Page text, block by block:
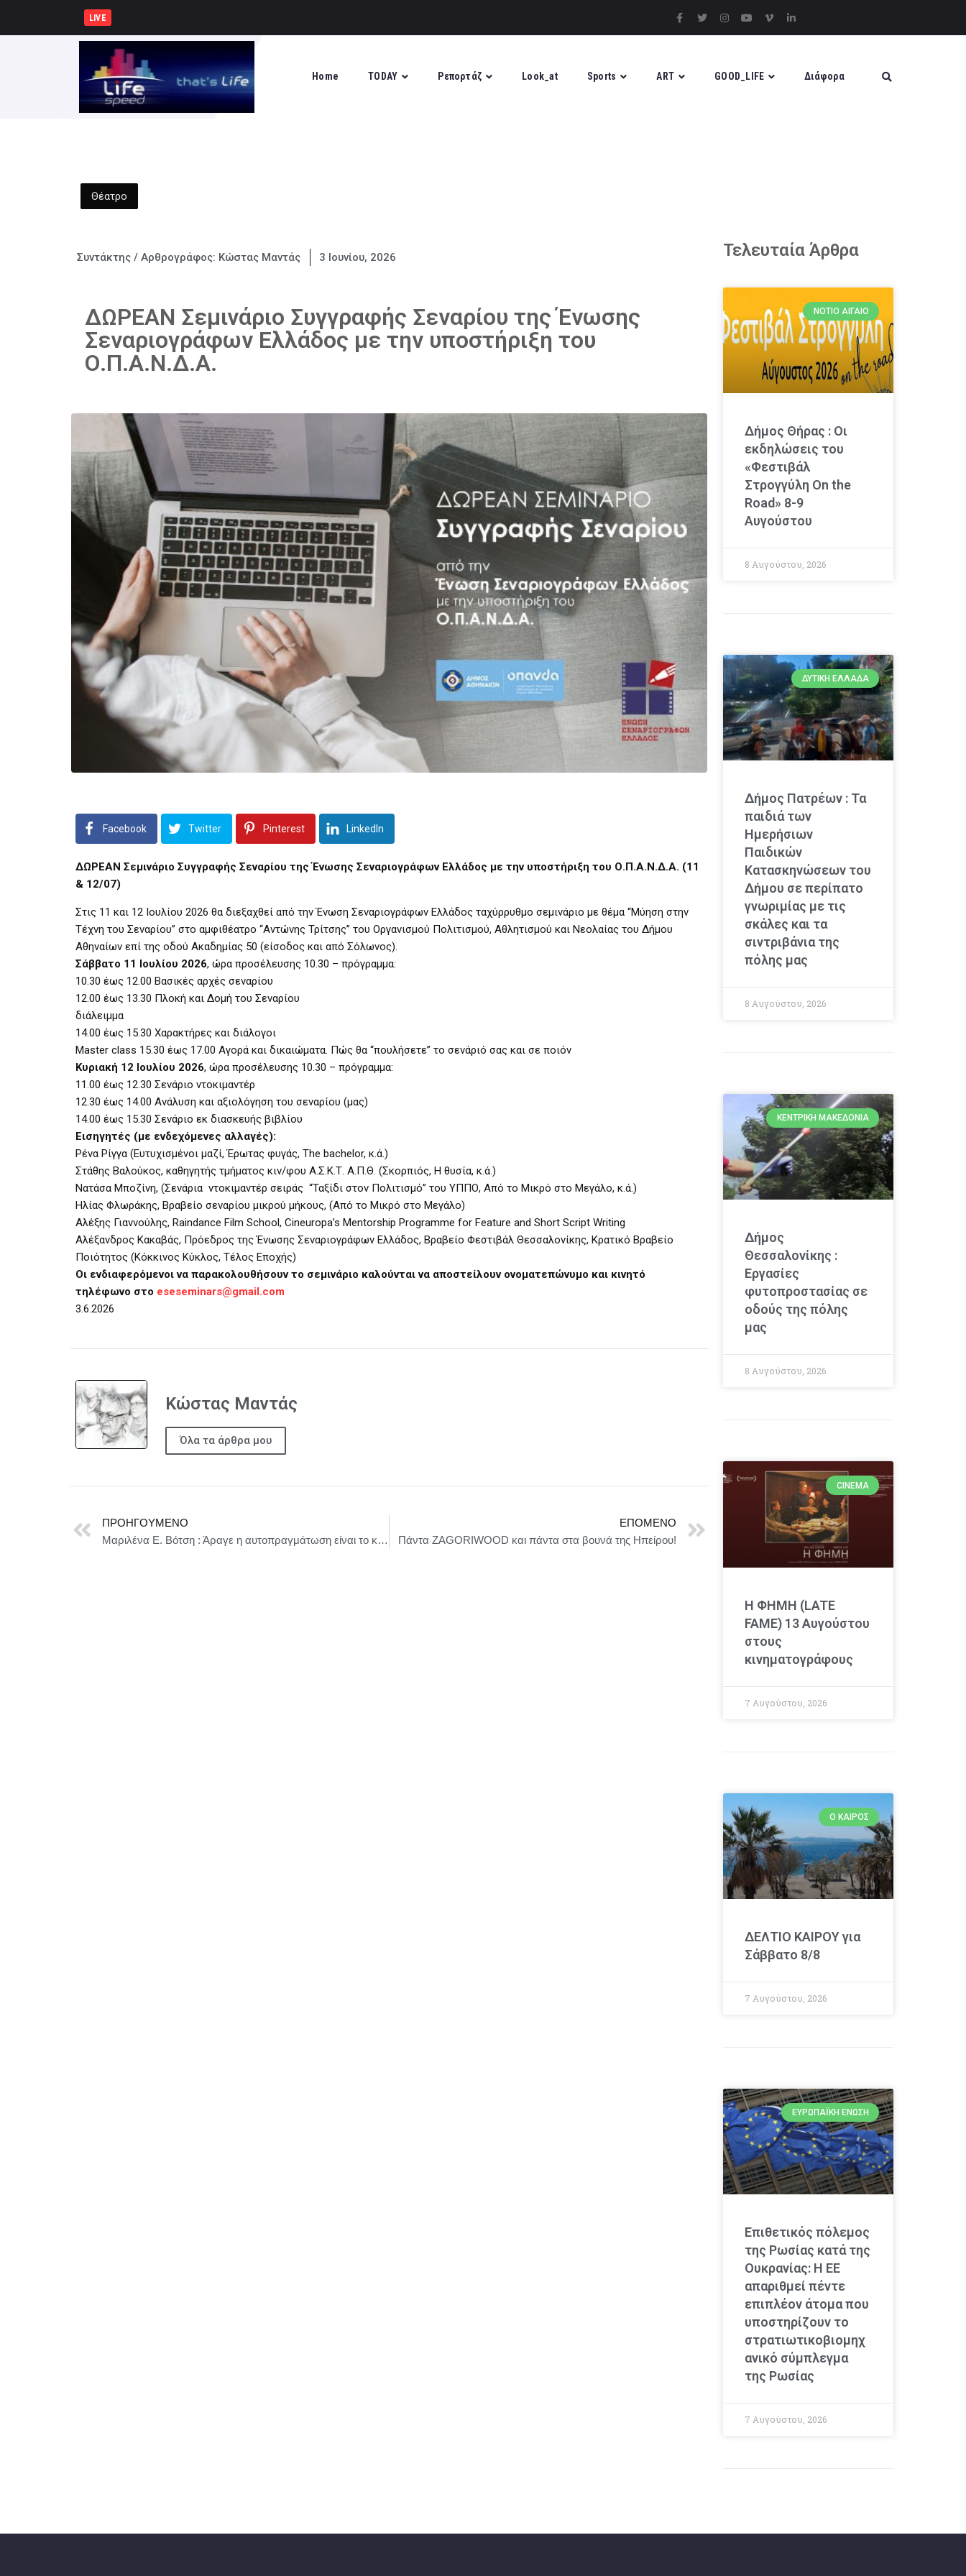
LIVE
Home TODAY Ρεπορτάζ Look_at Sports ART GOOD_LIFE Διάφορα
Θέατρο
Συντάκτης / Αρθρογράφος: Κώστας Μαντάς 3 Ιουνίου, 2026
ΔΩΡΕΑΝ Σεμινάριο Συγγραφής Σεναρίου της Ένωσης
Σεναριογράφων Ελλάδος με την υποστήριξη του
Ο.Π.Α.Ν.Δ.Α.
Facebook Twitter Pinterest LinkedIn
ΔΩΡΕΑΝ Σεμινάριο Συγγραφής Σεναρίου της Ένωσης Σεναριογράφων Ελλάδος με την υποστήριξη του Ο.Π.Α.Ν.Δ.Α. (11
& 12/07)
Στις 11 και 12 Ιουλίου 2026 θα διεξαχθεί από την Ένωση Σεναριογράφων Ελλάδος ταχύρρυθμο σεμινάριο με θέμα “Μύηση στην
Τέχνη του Σεναρίου” στο αμφιθέατρο “Αντώνης Τρίτσης” του Οργανισμού Πολιτισμού, Αθλητισμού και Νεολαίας του Δήμου
Αθηναίων επί της οδού Ακαδημίας 50 (είσοδος και από Σόλωνος).
Σάββατο 11 Ιουλίου 2026, ώρα προσέλευσης 10.30 – πρόγραμμα:
10.30 έως 12.00 Βασικές αρχές σεναρίου
12.00 έως 13.30 Πλοκή και Δομή του Σεναρίου
διάλειμμα
14.00 έως 15.30 Χαρακτήρες και διάλογοι
Master class 15.30 έως 17.00 Αγορά και δικαιώματα. Πώς θα “πουλήσετε” το σενάριό σας και σε ποιόν
Κυριακή 12 Ιουλίου 2026, ώρα προσέλευσης 10.30 – πρόγραμμα:
11.00 έως 12.30 Σενάριο ντοκιμαντέρ
12.30 έως 14.00 Ανάλυση και αξιολόγηση του σεναρίου (μας)
14.00 έως 15.30 Σενάριο εκ διασκευής βιβλίου
Εισηγητές (με ενδεχόμενες αλλαγές):
Ρένα Ρίγγα (Ευτυχισμένοι μαζί, Έρωτας φυγάς, The bachelor, κ.ά.)
Στάθης Βαλούκος, καθηγητής τμήματος κιν/φου Α.Σ.Κ.Τ. Α.Π.Θ. (Σκορπιός, Η θυσία, κ.ά.)
Νατάσα Μποζίνη, (Σενάρια ντοκιμαντέρ σειράς “Ταξίδι στον Πολιτισμό” του ΥΠΠΟ, Από το Μικρό στο Μεγάλο, κ.ά.)
Ηλίας Φλωράκης, Βραβείο σεναρίου μικρού μήκους, (Από το Μικρό στο Μεγάλο)
Αλέξης Γιαννούλης, Raindance Film School, Cineuropa’s Mentorship Programme for Feature and Short Script Writing
Αλέξανδρος Κακαβάς, Πρόεδρος της Ένωσης Σεναριογράφων Ελλάδος, Βραβείο Φεστιβάλ Θεσσαλονίκης, Κρατικό Βραβείο
Ποιότητος (Κόκκινος Κύκλος, Τέλος Εποχής)
Οι ενδιαφερόμενοι να παρακολουθήσουν το σεμινάριο καλούνται να αποστείλουν ονοματεπώνυμο και κινητό
τηλέφωνο στο eseseminars@gmail.com
3.6.2026
Κώστας Μαντάς
Όλα τα άρθρα μου
ΠΡΟΗΓΟΎΜΕΝΟ
Μαριλένα Ε. Βότση : Άραγε η αυτοπραγμάτωση είναι το κλειδί, ώστε να γίνουμε αυτό που θέλουμε;
ΕΠΌΜΕΝΟ
Πάντα ZAGORIWOOD και πάντα στα βουνά της Ηπείρου!
Τελευταία Άρθρα
ΝΌΤΙΟ ΑΙΓΑΊΟ
Δήμος Θήρας : Οι
εκδηλώσεις του
«Φεστιβάλ
Στρογγύλη On the
Road» 8-9
Αυγούστου
8 Αυγούστου, 2026
ΔΥΤΙΚΉ ΕΛΛΆΔΑ
Δήμος Πατρέων : Τα
παιδιά των
Ημερήσιων
Παιδικών
Κατασκηνώσεων του
Δήμου σε περίπατο
γνωριμίας με τις
σκάλες και τα
σιντριβάνια της
πόλης μας
8 Αυγούστου, 2026
ΚΕΝΤΡΙΚΉ ΜΑΚΕΔΟΝΊΑ
Δήμος
Θεσσαλονίκης :
Εργασίες
φυτοπροστασίας σε
οδούς της πόλης
μας
8 Αυγούστου, 2026
CINEMA
Η ΦΗΜΗ (LATE
FAME) 13 Αυγούστου
στους
κινηματογράφους
7 Αυγούστου, 2026
Ο ΚΑΙΡΌΣ
ΔΕΛΤΙΟ ΚΑΙΡΟΥ για
Σάββατο 8/8
7 Αυγούστου, 2026
ΕΥΡΩΠΑΪΚΉ ΈΝΩΣΗ
Επιθετικός πόλεμος
της Ρωσίας κατά της
Ουκρανίας: Η ΕΕ
απαριθμεί πέντε
επιπλέον άτομα που
υποστηρίζουν το
στρατιωτικοβιομηχ
ανικό σύμπλεγμα
της Ρωσίας
7 Αυγούστου, 2026